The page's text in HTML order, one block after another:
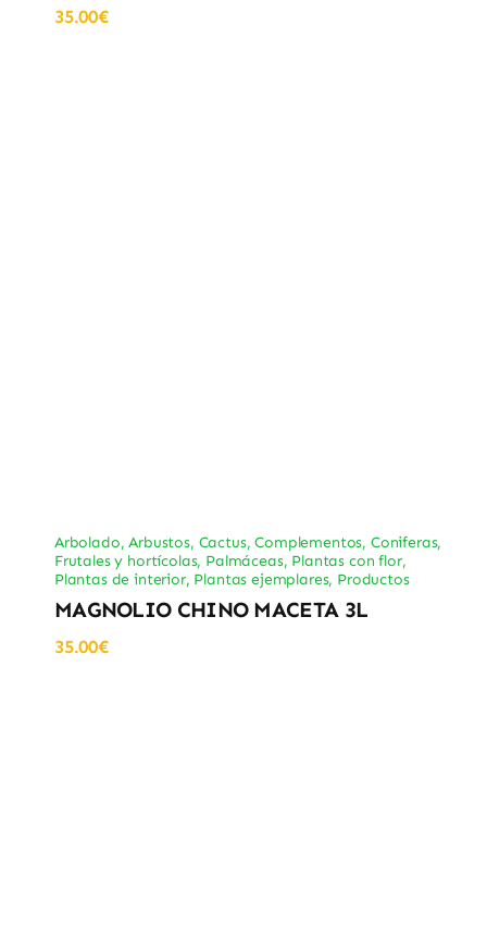
35.00€
Arbolado,Arbustos, Cactus,Complementos, Coniferas,
Frutales y hortícolas, Palmáceas, Plantas con flor,
Plantas de interior, Plantas ejemplares, Productos
MAGNOLIO CHINO MACETA 3L
35.00€